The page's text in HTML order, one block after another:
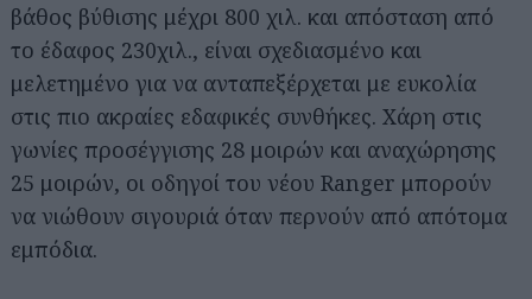
βάθος βύθισης μέχρι 800 χιλ. και απόσταση από
το έδαφος 230χιλ., είναι σχεδιασμένο και
μελετημένο για να ανταπεξέρχεται με ευκολία
στις πιο ακραίες εδαφικές συνθήκες. Χάρη στις
γωνίες προσέγγισης 28 μοιρών και αναχώρησης
25 μοιρών, οι οδηγοί του νέου Ranger μπορούν
να νιώθουν σιγουριά όταν περνούν από απότομα
εμπόδια.